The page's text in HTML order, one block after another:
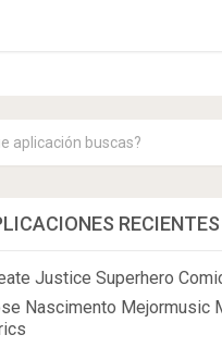
RECIENTES
Justice Superhero
Nascimento Mejormusic